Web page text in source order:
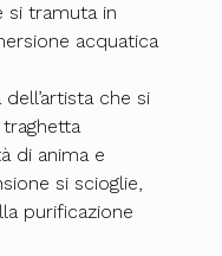
si tramuta in
acquatica
che si
di anima e
si scioglie,
purificazione